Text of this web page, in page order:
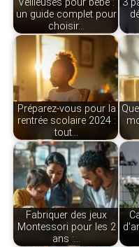
Veilleuses pour bébé :
un guide complet pour
choisir…
3
Préparez-vous pour la
rentrée scolaire 2024 :
tout…
Fabriquer des jeux
Montessori pour les 2
ans :…